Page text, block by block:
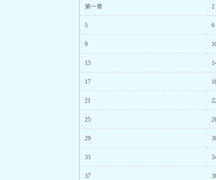
第一章 2
5 6
9
13
17
21
25
29
33
37